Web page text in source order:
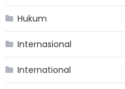
Hukum
Internasional
International